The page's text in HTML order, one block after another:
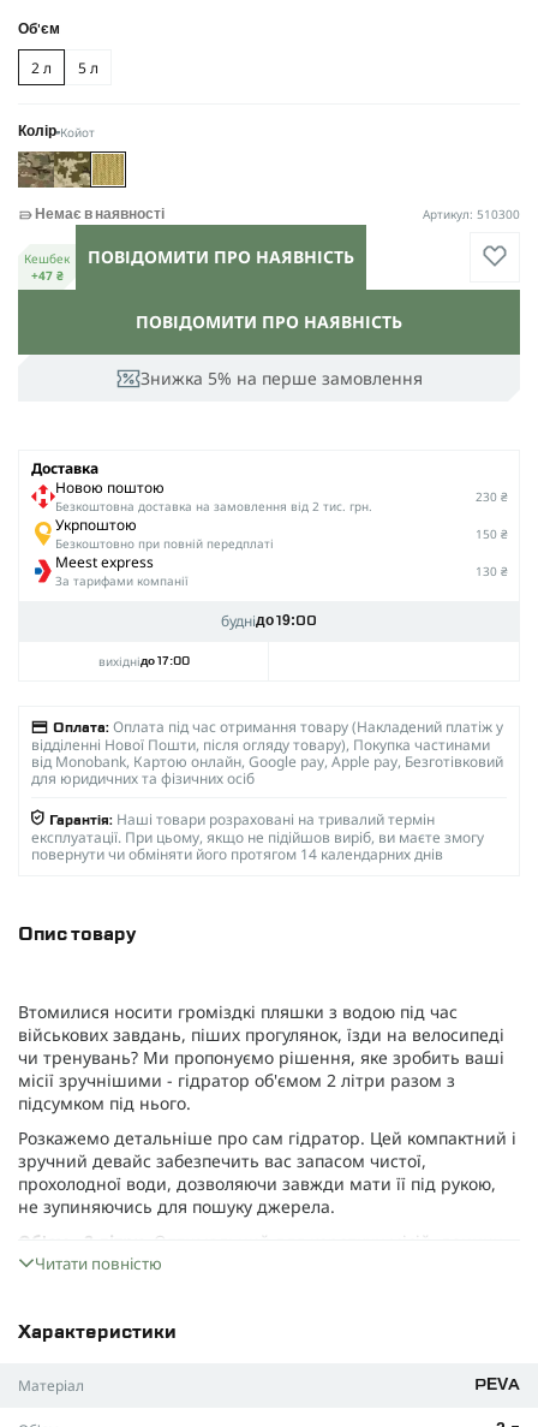
Об'єм
2 л 5 л
Колір Койот
Знижка 5% на перше замовлення
ПОВІДОМИТИ ПРО НАЯВНІСТЬ
Немає в наявності Артикул: 510300
Кешбек
+47 ₴
ПОВІДОМИТИ ПРО НАЯВНІСТЬ
Доставка
Новою поштою
Безкоштовна доставка на замовлення від 2 тис. грн.
230 ₴
Укрпоштою
Безкоштовно при повній передплаті
150 ₴
Meest express
За тарифами компанії
130 ₴
буднідо 19:00
вихіднідо 17:00
Оплата: Оплата під час отримання товару (Накладений платіж у
відділенні Нової Пошти, після огляду товару), Покупка частинами
від Monobank, Картою онлайн, Google pay, Apple pay, Безготівковий
для юридичних та фізичних осіб
Гарантія: Наші товари розраховані на тривалий термін
експлуатації. При цьому, якщо не підійшов виріб, ви маєте змогу
повернути чи обміняти його протягом 14 календарних днів
Опис товару
Втомилися носити громіздкі пляшки з водою під час
військових завдань, піших прогулянок, їзди на велосипеді
чи тренувань? Ми пропонуємо рішення, яке зробить ваші
місії зручнішими - гідратор об'ємом 2 літри разом з
підсумком під нього.
Розкажемо детальніше про сам гідратор. Цей компактний і
зручний девайс забезпечить вас запасом чистої,
прохолодної води, дозволяючи завжди мати її під рукою,
не зупиняючись для пошуку джерела.
Об'єм - 2 літри.
Оптимальний для коротких місій, денних
походів, велопрогулянок або тренувань.
тому він без стороннього запаху та зберігає смак води без
змін.
Він зручний у догляді.
гідратор легко завдяки широкому горлу. А знімна трубка
Читати повністю
Характеристики
Матеріал PEVA